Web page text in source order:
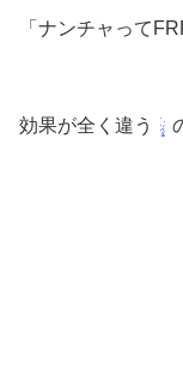
「ナンチャって
効果が全く違う